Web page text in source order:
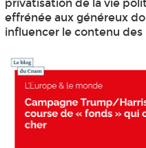
privatisation de la vie
effrénée aux généreux
influencer le contenu